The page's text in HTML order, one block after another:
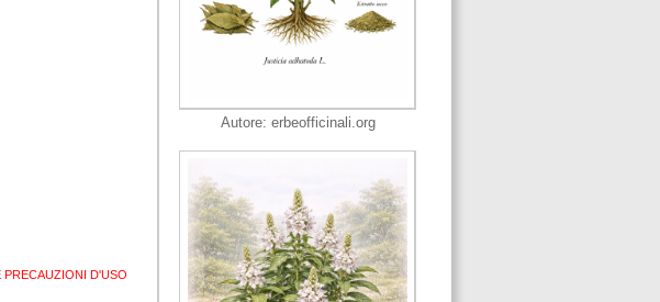
PRECAUZIONI D'USO
Autore: erbeofficinali.org